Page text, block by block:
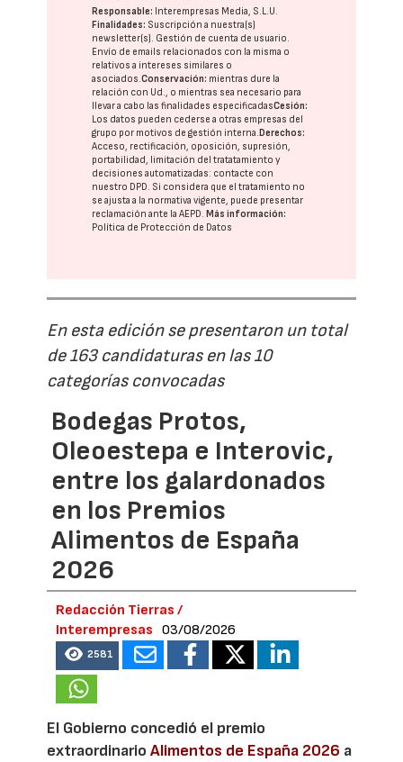
Responsable: Interempresas Media, S.L.U.
Finalidades: Suscripción a nuestra(s)
newsletter(s). Gestión de cuenta de usuario.
Envío de emails relacionados con la misma o
relativos a intereses similares o
asociados.Conservación: mientras dure la
relación con Ud., o mientras sea necesario para
llevar a cabo las finalidades especificadasCesión:
Los datos pueden cederse a otras empresas del
grupo por motivos de gestión interna.Derechos:
Acceso, rectificación, oposición, supresión,
portabilidad, limitación del tratatamiento y
decisiones automatizadas: contacte con
nuestro DPD. Si considera que el tratamiento no
se ajusta a la normativa vigente, puede presentar
reclamación ante laAEPD.Más información:
Política de Protección de Datos
En esta edición se presentaron un total
de 163 candidaturas en las 10
categorías convocadas
Bodegas Protos,
Oleoestepa e Interovic,
entre los galardonados
en los Premios
Alimentos de España
2026
Redacción Tierras /
Interempresas
03/08/2026
2581
El Gobierno concedió el premio
extraordinarioAlimentos de España 2026 a